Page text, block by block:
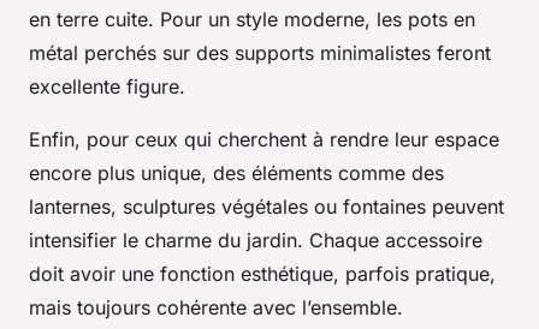
en terre cuite. Pour un style moderne, les pots en
métal perchés sur des supports minimalistes feront
excellente figure.
Enfin, pour ceux qui cherchent à rendre leur espace
encore plus unique, des éléments comme des
lanternes, sculptures végétales ou fontaines peuvent
intensifier le charme du jardin. Chaque accessoire
doit avoir une fonction esthétique, parfois pratique,
mais toujours cohérente avec l’ensemble.